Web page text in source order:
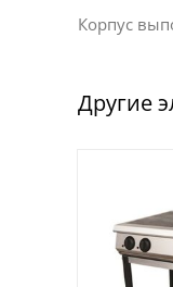
Корпус
Другие